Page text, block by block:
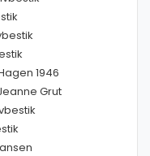
1946
Grut